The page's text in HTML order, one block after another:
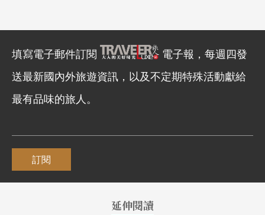
填寫電子郵件訂閱
電子報，每週四發
送最新國內外旅遊資訊，以及不定期特殊活動獻給
最有品味的旅人。
訂閱
延伸閱讀